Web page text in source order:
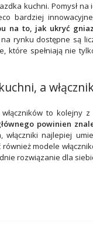
kuchni. Pomysł
bardziej
na to, jak ukryć
rynku dostępne są
, które spełniają nie
a
to kolejny
powinien
włączniki najlepiej
modele
rozwiązanie dla